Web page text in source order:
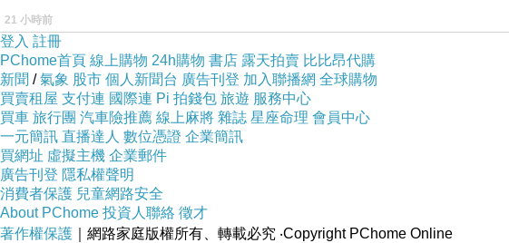
21 小時前
登入 註冊
PChome首頁 線上購物 24h購物 書店 露天拍賣 比比昂代購
新聞 /氣象 股市 個人新聞台 廣告刊登 加入聯播網 全球購物
買賣租屋 支付連 國際連 Pi 拍錢包 旅遊 服務中心
買車 旅行團 汽車險推薦 線上麻將 雜誌 星座命理 會員中心
一元簡訊 直播達人 數位憑證 企業簡訊
買網址 虛擬主機 企業郵件
廣告刊登 隱私權聲明
消費者保護 兒童網路安全
About PChome 投資人聯絡 徵才
著作權保護 ｜網路家庭版權所有、轉載必究 ‧Copyright PChome Online